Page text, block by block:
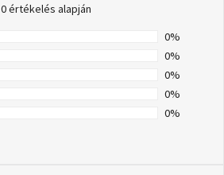
0 értékelés alapján
0%
0%
0%
0%
0%